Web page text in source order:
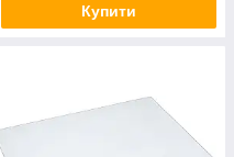
Купити